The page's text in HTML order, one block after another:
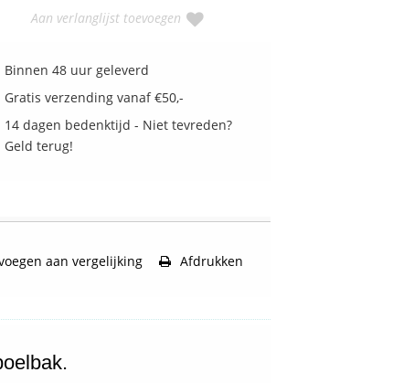
Aan verlanglijst toevoegen
Binnen 48 uur geleverd
Gratis verzending vanaf €50,-
14 dagen bedenktijd - Niet tevreden?
Geld terug!
aan vergelijking Afdrukken